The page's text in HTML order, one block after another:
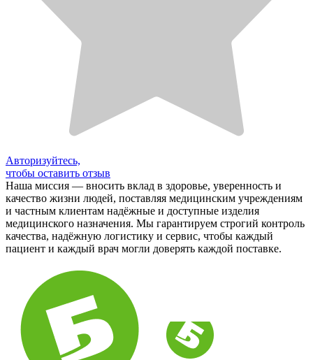
Авторизуйтесь,
чтобы оставить отзыв
Наша миссия — вносить вклад в здоровье, уверенность и
качество жизни людей, поставляя медицинским учреждениям
и частным клиентам надёжные и доступные изделия
медицинского назначения. Мы гарантируем строгий контроль
качества, надёжную логистику и сервис, чтобы каждый
пациент и каждый врач могли доверять каждой поставке.